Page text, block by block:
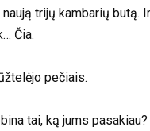
trijų kambarių butą.
Čia.
pečiais.
tai, ką jums